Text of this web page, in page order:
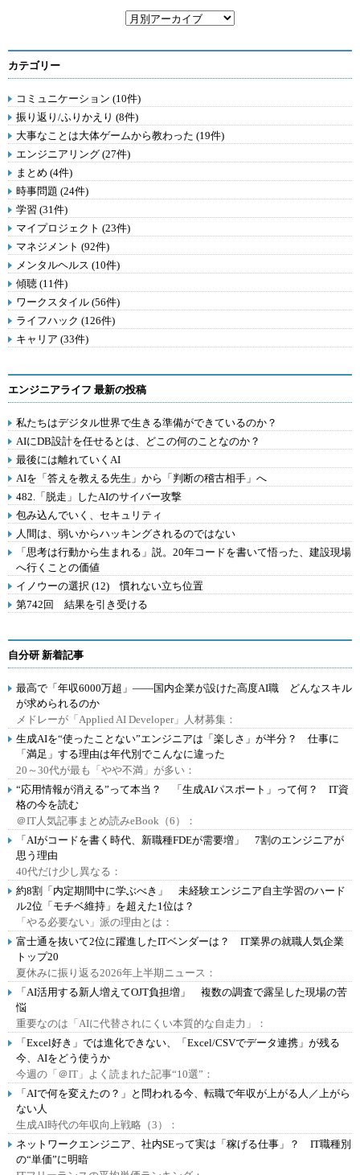
カテゴリー
コミュニケーション (10件)
振り返り/ふりかえり (8件)
大事なことは大体ゲームから教わった (19件)
エンジニアリング (27件)
まとめ (4件)
時事問題 (24件)
学習 (31件)
マイプロジェクト (23件)
マネジメント (92件)
メンタルヘルス (10件)
傾聴 (11件)
ワークスタイル (56件)
ライフハック (126件)
キャリア (33件)
エンジニアライフ 最新の投稿
私たちはデジタル世界で生きる準備ができているのか？
AIにDB設計を任せるとは、どこの何のことなのか？
最後には離れていくAI
AIを「答えを教える先生」から「判断の稽古相手」へ
482.「脱走」したAIのサイバー攻撃
包み込んでいく、セキュリティ
人間は、弱いからハッキングされるのではない
「思考は行動から生まれる」説。20年コードを書いて悟った、建設現場
へ行くことの価値
イノウーの選択 (12) 慣れない立ち位置
第742回 結果を引き受ける
自分研 新着記事
最高で「年収6000万超」――国内企業が設けた高度AI職 どんなスキル
が求められるのか
メドレーが「Applied AI Developer」人材募集：
生成AIを“使ったことない”エンジニアは「楽しさ」が半分？ 仕事に
「満足」する理由は年代別でこんなに違った
20～30代が最も「やや不満」が多い：
“応用情報が消える”って本当？ 「生成AIパスポート」って何？ IT資
格の今を読む
＠IT人気記事まとめ読みeBook（6）：
「AIがコードを書く時代、新職種FDEが需要増」 7割のエンジニアが
思う理由
40代だけ少し異なる：
約8割「内定期間中に学ぶべき」 未経験エンジニア自主学習のハード
ル2位「モチベ維持」を超えた1位は？
「やる必要ない」派の理由とは：
富士通を抜いて2位に躍進したITベンダーは？ IT業界の就職人気企業
トップ20
夏休みに振り返る2026年上半期ニュース：
「AI活用する新人増えてOJT負担増」 複数の調査で露呈した現場の苦
悩
重要なのは「AIに代替されにくい本質的な自走力」：
「Excel好き」では進化できない、「Excel/CSVでデータ連携」が残る
今、AIをどう使うか
今週の「＠IT」よく読まれた記事“10選”：
「AIで何を変えたの？」と問われる今、転職で年収が上がる人／上がら
ない人
生成AI時代の年収向上戦略（3）：
ネットワークエンジニア、社内SEって実は「稼げる仕事」？ IT職種別
の“単価”に明暗